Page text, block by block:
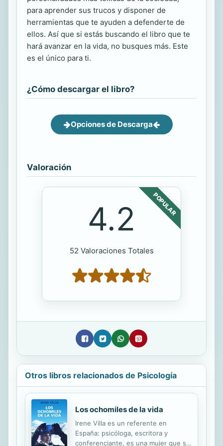
para aprender sus trucos y disponer de
herramientas que te ayuden a defenderte de
ellos. Así que si estás buscando el libro que te
hará avanzar en la vida, no busques más. Este
es el único para ti.
¿Cómo descargar el libro?
Opciones de Descarga
Valoración
POPULAR
4.2
52 Valoraciones Totales
Otros libros relacionados de Psicología
Los ochomiles de la vida
Irene Villa es un referente en
España: psicóloga, escritora y
conferenciante, es una mujer que se